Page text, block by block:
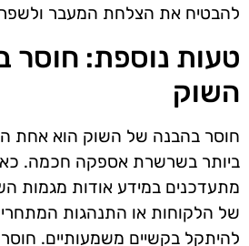
להבטיח את הצלחת המעבר
טעות נוספת: חוסר
השוק
חוסר בהבנה של השוק הוא אחת
ביותר בשרשרת אספקה חכמה.
מתעדכנים במידע אודות מגמות
של הלקוחות או התנהגות
להיתקל בקשיים משמעותיים. חוסר